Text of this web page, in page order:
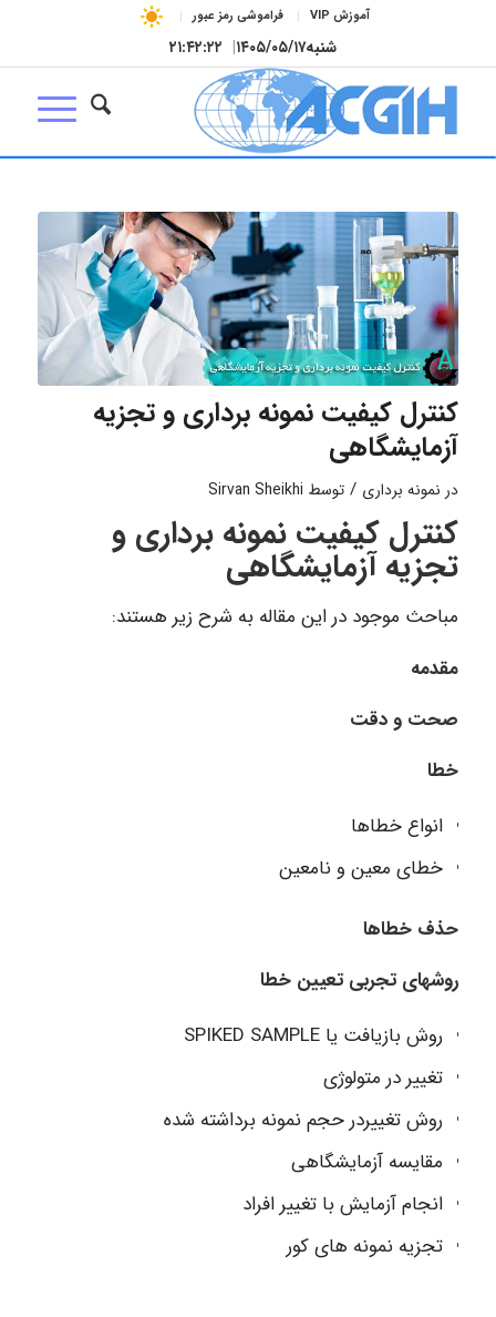
آموزش VIP فراموشی رمز عبور
شنبه۱۴۰۵/۰۵/۱۷| ۲۱:۴۲:۲۲
کنترل کیفیت نمونه برداری و تجزیه
آزمایشگاهی
در نمونه برداری / توسط Sirvan Sheikhi
کنترل کیفیت نمونه برداری و
تجزیه آزمایشگاهی
مباحث موجود در این مقاله به شرح زیر هستند:
مقدمه
صحت و دقت
خطا
انواع خطاها
خطای معین و نامعین
حذف خطاها
روشهای تجربی تعیین خطا
روش بازیافت یا SPIKED SAMPLE
تغییر در متولوژی
روش تغییردر حجم نمونه برداشته شده
مقایسه آزمایشگاهی
انجام آزمایش با تغییر افراد
تجزیه نمونه های کور